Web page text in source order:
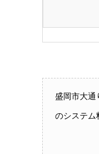
盛岡市大通
のシステム